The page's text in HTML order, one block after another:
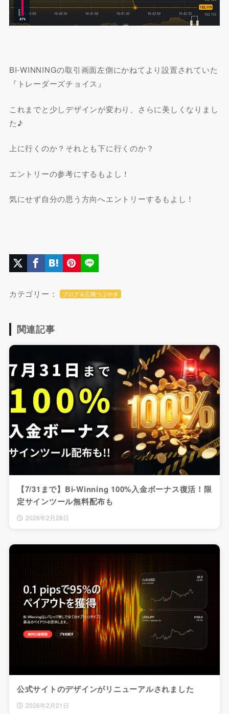
BI-WINNINGの取引画面左側にかねてより設置されていた
『トレーダーズチョイス』
これまでと少しデザインが変わり、さらに美しくなりまし
た♪
上に行くのか？それとも下に行くのか？
エントリーの参考にするもよし！
気にせず自分の思う方向へエントリーするもよし！
カテゴリー： ブログ＆広報つぶやき
関連記事
【7/31まで】Bi-Winning 100%入金ボーナス復活！限
定サインツール無料配布も
2026年2月28日
公式サイトのデザインがリニューアルされました
2026年2月21日